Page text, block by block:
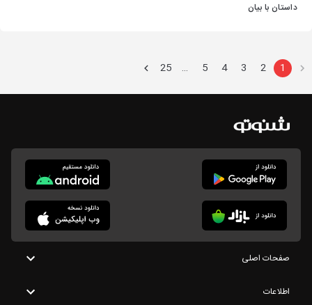
داستان با بیان
1
2
3
4
5
…
25
صفحات اصلی
اطلاعات